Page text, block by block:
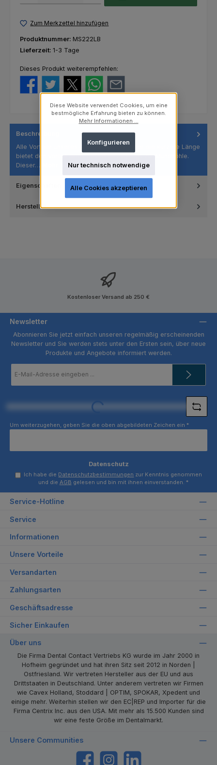
Zum Merkzettel hinzufügen
Produktnummer: MS222LB
Lieferzeit: 1-3 Tage
Dieses Produkt weiterempfehlen:
Beschreibung
Alle Vorteile unseres Standardkelchs, aber die kürzere Länge
bietet den Vorteil eines besseren Zugangs zur Mundhöhle.
Dieser…
Eigenschaften
Hersteller
Kostenloser Versand ab 250 €
Newsletter
Abonnieren Sie jetzt einfach unseren regelmäßig erscheinenden
Newsletter und Sie werden stets unter den Ersten sein, über neue
Produkte und Angebote informiert werden.
Mail-
Loading...
Um weiterzugehen, geben Sie die oben abgebildeten Zeichen ein *
Datenschutz
Ich habe die Datenschutzbestimmungen zur Kenntnis genommen
und die AGB gelesen und bin mit ihnen einverstanden. *
Service-Hotline
Service
Informationen
Unsere Vorteile
Versandarten
Zahlungsarten
Geschäftsadresse
Sicher Einkaufen
Über uns
Die Firma Dental Contact Vertriebs KG wurde im Jahr 2000 in
Hofheim gegründet und hat ihren Sitz seit 2012 in Norden |
Ostfriesland. Wir vertreten Hersteller aus der EU und aus
Drittstaaten in Deutschland. Unter anderem vertreten wir Firmen
wie Cavex Holland, Stoddard | OPTIM, SPOKAR, Xpedent und
einige mehr. Weiterhin stellen wir den EC|REP und Importer für die
Firma Centrix Inc. aus den USA. Mit mehr als 15.500 Kunden sind
wir eine feste Größe im Dentalmarkt.
Unsere Communities
Diese Website verwendet Cookies, um eine
bestmögliche Erfahrung bieten zu können.
Mehr Informationen ...
Nur technisch notwendige
Konfigurieren
Alle Cookies akzeptieren